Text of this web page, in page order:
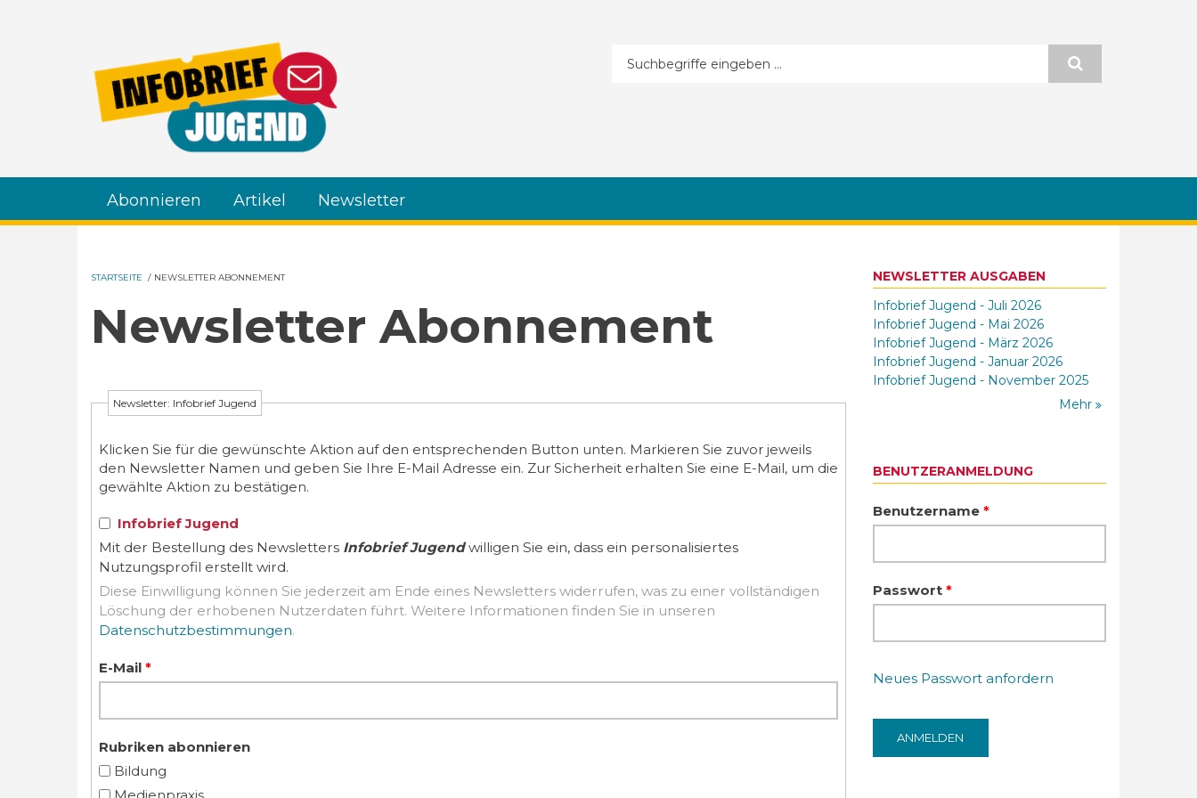
Suchformular
Abonnieren Artikel Newsletter
STARTSEITE / NEWSLETTER ABONNEMENT
Newsletter Abonnement
Newsletter: Infobrief Jugend
Klicken Sie für die gewünschte Aktion auf den entsprechenden Button unten. Markieren Sie zuvor jeweils
den Newsletter Namen und geben Sie Ihre E-Mail Adresse ein. Zur Sicherheit erhalten Sie eine E-Mail, um die
gewählte Aktion zu bestätigen.
Infobrief Jugend
Mit der Bestellung des Newsletters Infobrief Jugendwilligen Sie ein, dass ein personalisiertes
Nutzungsprofil erstellt wird.
Diese Einwilligung können Sie jederzeit am Ende eines Newsletters widerrufen, was zu einer vollständigen
Löschung der erhobenen Nutzerdaten führt. Weitere Informationen finden Sie in unseren
Datenschutzbestimmungen.
E-Mail *
Rubriken abonnieren
Bildung
NEWSLETTER AUSGABEN
Infobrief Jugend - Juli 2026
Infobrief Jugend - Mai 2026
Infobrief Jugend - März 2026
Infobrief Jugend - Januar 2026
Infobrief Jugend - November 2025
Mehr
BENUTZERANMELDUNG
Benutzername *
Passwort *
Neues Passwort anfordern